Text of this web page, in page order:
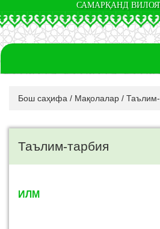
САМАРҚАНД
Бош саҳифа / Мақолалар /
Таълим-тарбия
ИЛМ